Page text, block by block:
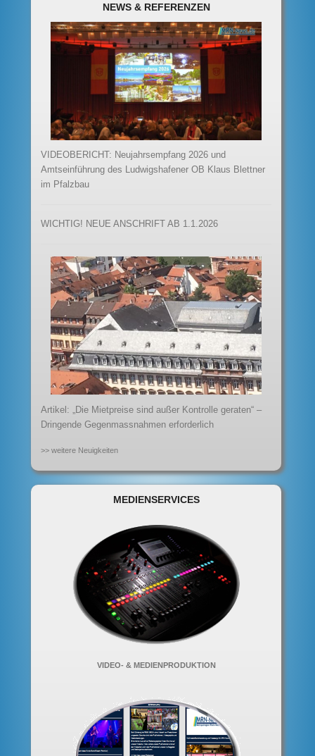
NEWS & REFERENZEN
VIDEOBERICHT: Neujahrsempfang 2026 und
Amtseinführung des Ludwigshafener OB Klaus Blettner
im Pfalzbau
WICHTIG! NEUE ANSCHRIFT AB 1.1.2026
Artikel: „Die Mietpreise sind außer Kontrolle geraten“ –
Dringende Gegenmassnahmen erforderlich
>> weitere Neuigkeiten
MEDIENSERVICES
VIDEO- & MEDIENPRODUKTION